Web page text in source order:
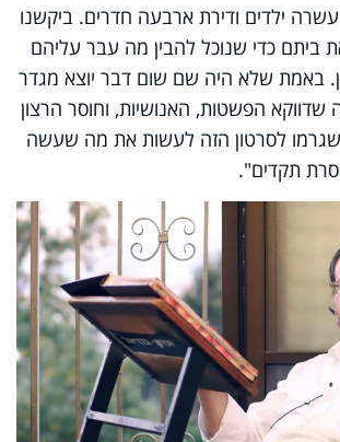
ילדים ודירת ארבעה חדרים. ביקשנו
ביתם כדי שנוכל להבין מה עבר עליהם
באמת שלא היה שם שום דבר יוצא מגדר
שדווקא הפשטות, האנושיות, וחוסר הרצון
לסרטון הזה לעשות את מה שעשה
תקדים".